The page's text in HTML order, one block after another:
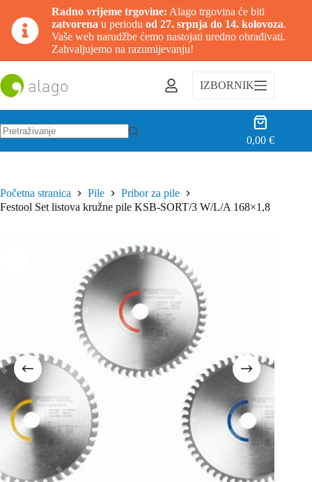
Radno vrijeme trgovine: Alago trgovina će biti
zatvorena u periodu od 27. srpnja do 14. kolovoza.
Vaše web narudžbe ćemo nastojati uredno obrađivati.
Zahvaljujemo na razumijevanju!
na
sadržaj
IZBORNIK
Košarica
0,00€
Početna stranica Pile
Pribor za pile
Festool Set listova kružne pile KSB-SORT/3 W/L/A 168×1,8